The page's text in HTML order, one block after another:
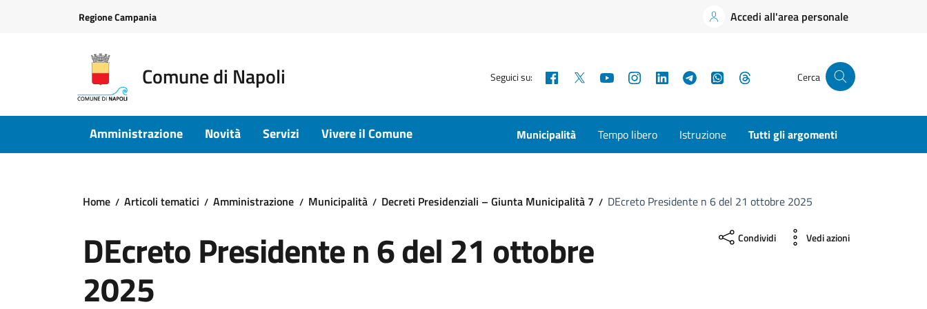
Regione Campania Accedi all'area personale
Comune di Napoli Seguici su: Facebook YouTubeInstagramLinkedInTelegramWhatsApp Cerca
Amministrazione Novità Servizi Vivere il Comune Municipalità Tempo libero Istruzione Tutti gli argomenti
Home Articoli tematici Amministrazione Municipalità Decreti Presidenziali – Giunta Municipalità 7 DEcreto Presidente n 6 del 21 ottobre 2025
DEcreto Presidente n 6 del 21 ottobre
2025
Condividi Vedi azioni